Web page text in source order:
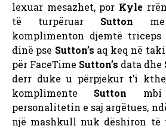
lexuar mesazhet, por Kyle
të turpëruar Sutton
komplimenton djemtë
dinë pse Sutton’s aq keq në
për FaceTime Sutton’s data dhe
derr duke u përpjekur t’i
komplimente Sutton mbi
personalitetin e saj argëtues,
një mashkull nuk dëshiron të